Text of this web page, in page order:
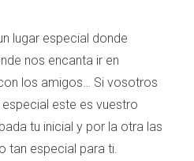
lugar especial donde
nos encanta ir en
los amigos… Si vosotros
este es vuestro
tu inicial y por la otra las
tan especial para ti.